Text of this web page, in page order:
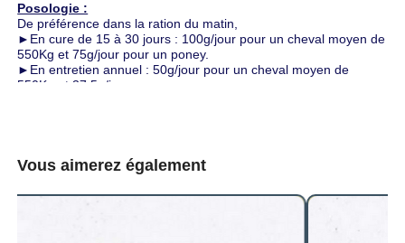
Posologie :
De préférence dans la ration du matin,
►En cure de 15 à 30 jours : 100g/jour pour un cheval moyen de
550Kg et 75g/jour pour un poney.
►En entretien annuel : 50g/jour pour un cheval moyen de
550Kg et 37.5g/jour pour un poney.
Composition : Curcuma, Gingembre, Aloe Vera, Poivre noir, Lin,
Lithotamne, Fenugrec, extrait végétal.
Attention ce produit est déconseillé pour les juments gestante
Vous aimerez également